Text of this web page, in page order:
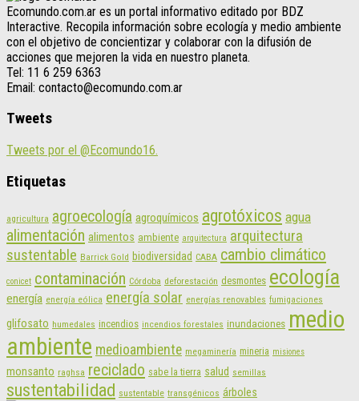
Ecomundo.com.ar es un portal informativo editado por BDZ
Interactive. Recopila información sobre ecología y medio ambiente
con el objetivo de concientizar y colaborar con la difusión de
acciones que mejoren la vida en nuestro planeta.
Tel: 11 6 259 6363
Email: contacto@ecomundo.com.ar
Tweets
Tweets por el @Ecomundo16.
Etiquetas
agricultura agroecología agroquímicos agrotóxicos agua
alimentación alimentos ambiente arquitectura arquitectura
sustentable Barrick Gold biodiversidad CABA cambio climático
conicet contaminación Córdoba deforestación desmontes ecología
energía energía eólica energía solar energías renovables fumigaciones
glifosato humedales incendios incendios forestales inundaciones medio
ambiente medioambiente megaminería mineria misiones
monsanto raghsa reciclado sabe la tierra salud semillas
sustentabilidad sustentable transgénicos árboles